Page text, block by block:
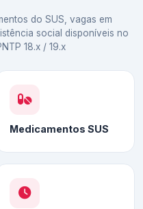
do SUS, vagas em
social disponíveis no
18.x / 19.x
Medicamentos SUS